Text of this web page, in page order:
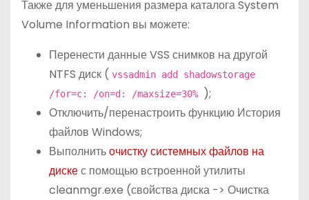
Также для уменьшения размера каталога System
Volume Information вы можете:
Перенести данные VSS снимков на другой
NTFS диск ( vssadmin add shadowstorage
/for=c: /on=d: /maxsize=30%
);
Отключить/перенастроить функцию История
файлов Windows;
Выполнитьочистку системных файлов на
дискес помощью встроенной утилиты
cleanmgr.exe (свойства диска -> Очистка